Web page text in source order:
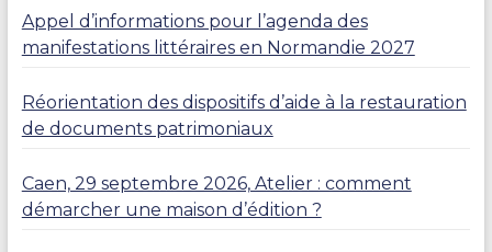
Appel d’informations pour l’agenda des
manifestations littéraires en Normandie 2027
Réorientation des dispositifs d’aide à la restauration
de documents patrimoniaux
Caen, 29 septembre 2026, Atelier : comment
démarcher une maison d’édition ?